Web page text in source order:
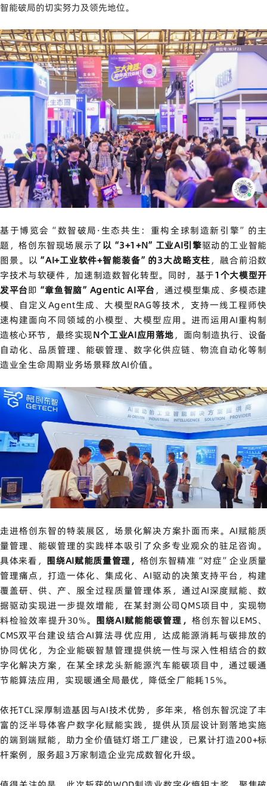
智能破局的切实努力及领先地位。
基于博览会“数智破局·生态共生：重构全球制造新引擎”的主
题，格创东智现场展示了以“3+1+N”工业AI引擎驱动的工业智能
图景。以 “AI+工业软件+智能装备”的3大战略支柱，融合前沿数
字技术与软硬件，加速制造数智化转型。同时，基于1个大模型开
发平台即 “章鱼智脑”Agentic AI平台 ，通过模型集成、多模态建
模、自定义Agent生成、大模型RAG等技术，支持一线工程师快
速构建面向不同领域的小模型、大模型应用。进而运用AI重构制
造核心环节，最终实现N个工业AI应用落地，面向制造执行、设备
自动化、品质管理、能碳管理、数字化供应链、物流自动化等制
造业全生命周期业务场景释放AI价值。
走进格创东智的特装展区，场景化解决方案扑面而来。AI赋能质
量管理、能碳管理的实践样本吸引了众多专业观众的驻足咨询。
具体来看， 围绕AI赋能质量管理， 格创东智精准“对症”企业质量
管理痛点，打造一体化、集成化、AI驱动的决策支持平台，构建
覆盖研、供、产、服全过程质量管理体系，通过AI深度赋能、数
据驱动实现进一步提效增能，在某封测公司QMS项目中，实现物
料检验效率提升30%。 围绕AI赋能能碳管理， 格创东智以EMS、
CMS双平台建设结合AI算法寻优应用，达成能源消耗与碳排放的
协同优化，为企业能碳智慧管理提供统一性与深入性相结合的数
字化解决方案，在某全球龙头新能源汽车能碳项目中，通过暖通
节能算法应用，实现暖通全局最优，降低全厂能耗15%。
依托TCL深厚制造基因与AI技术优势，多年来，格创东智沉淀了丰
富的泛半导体客户数字化赋能实践，提供从顶层设计到落地实施
的端到端赋能，助力全价值链灯塔工厂建设，已累计打造200+标
杆案例，服务超3万家制造企业完成数智化升级。